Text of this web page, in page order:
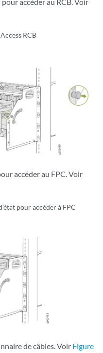
accéder au RCB. Voir
RCB
accéder au FPC. Voir
pour accéder à FPC
de câbles. Voir Figure